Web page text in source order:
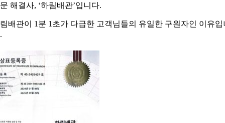
해결사, ‘하림배관’입니다.
배관이 1분 1초가 다급한 고객님들의 유일한 구원자인 이유입